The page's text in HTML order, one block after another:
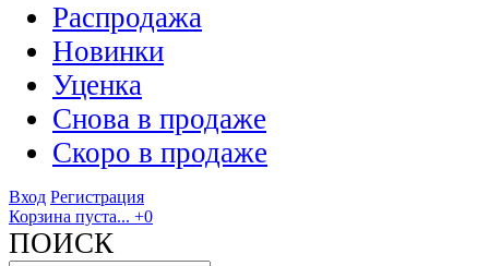
Распродажа
Новинки
Уценка
Снова в продаже
Скоро в продаже
Вход Регистрация
Корзина пуста... +0
ПОИСК